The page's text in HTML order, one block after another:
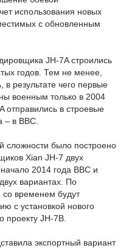
использования новых
с обновленным
JH-7A строились
годов. Тем не менее,
в результате чего первые
военным только в 2004
отправились в строевые
– в ВВС.
было построено
Xian JH-7 двух
2014 года ВВС и
вариантах. По
временем будут
с установкой нового
проекту JH-7B.
экспортный вариант